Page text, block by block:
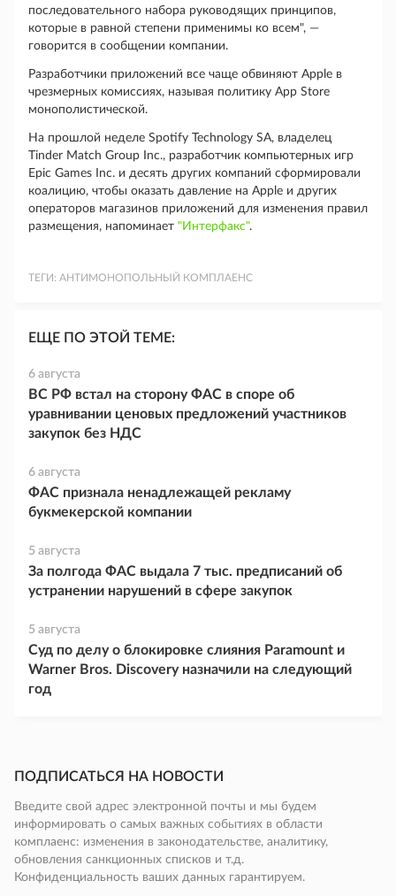
последовательного набора руководящих принципов,
которые в равной степени применимы ко всем", —
говорится в сообщении компании.
Разработчики приложений все чаще обвиняют Apple в
чрезмерных комиссиях, называя политику App Store
монополистической.
На прошлой неделе Spotify Technology SA, владелец
Tinder Match Group Inc., разработчик компьютерных игр
Epic Games Inc. и десять других компаний сформировали
коалицию, чтобы оказать давление на Apple и других
операторов магазинов приложений для изменения правил
размещения, напоминает "Интерфакс".
ТЕГИ: АНТИМОНОПОЛЬНЫЙ КОМПЛАЕНС
ЕЩЕ ПО ЭТОЙ ТЕМЕ:
6 августа
ВС РФ встал на сторону ФАС в споре об
уравнивании ценовых предложений участников
закупок без НДС
6 августа
ФАС признала ненадлежащей рекламу
букмекерской компании
5 августа
За полгода ФАС выдала 7 тыс. предписаний об
устранении нарушений в сфере закупок
5 августа
Суд по делу о блокировке слияния Paramount и
Warner Bros. Discovery назначили на следующий
год
ПОДПИСАТЬСЯ НА НОВОСТИ
Введите свой адрес электронной почты и мы будем
информировать о самых важных событиях в области
комплаенс: изменения в законодательстве, аналитику,
обновления санкционных списков и т.д.
Конфиденциальность ваших данных гарантируем.